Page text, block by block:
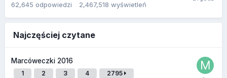
62,645 odpowiedzi 2,467,518 wyświetleń
Najczęściej czytane
Marcóweczki 2016
1 2 3 4 2795